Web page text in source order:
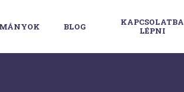
BLOG
KAPCSOLATBA
LÉPNI